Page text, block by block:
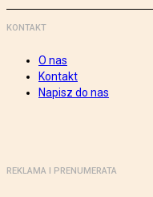
KONTAKT
O nas
Kontakt
Napisz do nas
REKLAMA I PRENUMERATA